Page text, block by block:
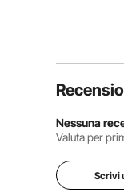
Nessuna
Valuta per
Scrivi